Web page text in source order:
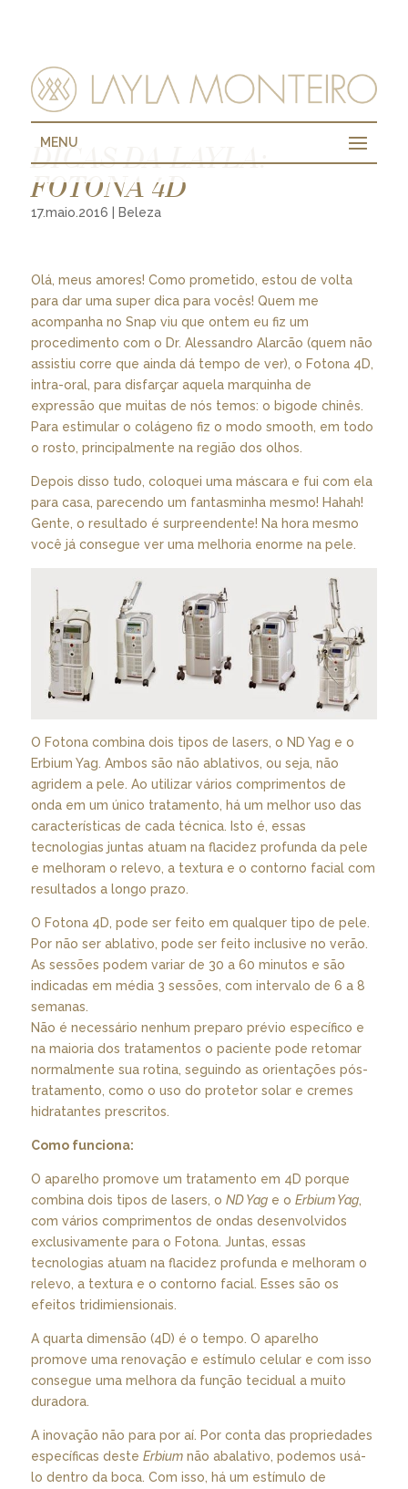
MENU
DICAS DA LAYLA:
FOTONA 4D
17.maio.2016 Beleza
Olá, meus amores! Como prometido, estou de volta
para dar uma super dica para vocês! Quem me
acompanha no Snap viu que ontem eu fiz um
procedimento com o Dr. Alessandro Alarcão (quem não
assistiu corre que ainda dá tempo de ver), o Fotona 4D,
intra-oral, para disfarçar aquela marquinha de
expressão que muitas de nós temos: o bigode chinês.
Para estimular o colágeno fiz o modo smooth, em todo
o rosto, principalmente na região dos olhos.
Depois disso tudo, coloquei uma máscara e fui com ela
para casa, parecendo um fantasminha mesmo! Hahah!
Gente, o resultado é surpreendente! Na hora mesmo
você já consegue ver uma melhoria enorme na pele.
O Fotona combina dois tipos de lasers, o ND Yag e o
Erbium Yag. Ambos são não ablativos, ou seja, não
agridem a pele. Ao utilizar vários comprimentos de
onda em um único tratamento, há um melhor uso das
características de cada técnica. Isto é, essas
tecnologias juntas atuam na flacidez profunda da pele
e melhoram o relevo, a textura e o contorno facial com
resultados a longo prazo.
O Fotona 4D, pode ser feito em qualquer tipo de pele.
Por não ser ablativo, pode ser feito inclusive no verão.
As sessões podem variar de 30 a 60 minutos e são
indicadas em média 3 sessões, com intervalo de 6 a 8
semanas.
Não é necessário nenhum preparo prévio específico e
na maioria dos tratamentos o paciente pode retomar
normalmente sua rotina, seguindo as orientações pós-
tratamento, como o uso do protetor solar e cremes
hidratantes prescritos.
Como funciona:
O aparelho promove um tratamento em 4D porque
combina dois tipos de lasers, o ND Yage o Erbium Yag,
com vários comprimentos de ondas desenvolvidos
exclusivamente para o Fotona. Juntas, essas
tecnologias atuam na flacidez profunda e melhoram o
relevo, a textura e o contorno facial. Esses são os
efeitos tridimiensionais.
A quarta dimensão (4D) é o tempo. O aparelho
promove uma renovação e estímulo celular e com isso
consegue uma melhora da função tecidual a muito
duradora.
A inovação não para por aí. Por conta das propriedades
específicas deste Erbiumnão abalativo, podemos usá-
lo dentro da boca. Com isso, há um estímulo de